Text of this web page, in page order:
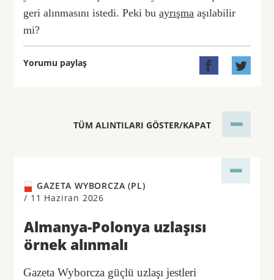
geri alınmasını istedi. Peki buayrışma aşılabilir
mi?
Yorumu paylaş  
TÜM ALINTILARI GÖSTER/KAPAT
GAZETA WYBORCZA (PL)
/ 11 Haziran 2026
Almanya-Polonya uzlaşısı
örnek alınmalı
Gazeta Wyborcza güçlü uzlaşı jestleri